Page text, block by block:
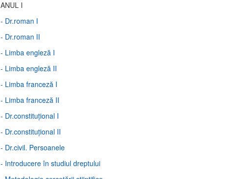
ANUL I
- Dr.roman I
- Dr.roman II
- Limba engleză I
- Limba engleză II
- Limba franceză I
- Limba franceză II
- Dr.constituţional I
- Dr.constituţional II
- Dr.civil. Persoanele
- Introducere în studiul dreptului